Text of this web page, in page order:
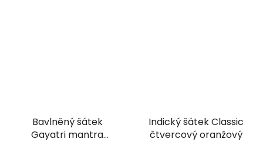
Bavlněný šátek
Gayatri mantra
Indický šátek Classic
čtvercový oranžový